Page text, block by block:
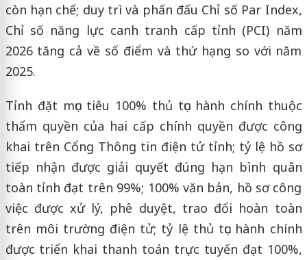
còn hạn chế; duy trì và phấn đấu Chỉ số Par Index,
Chỉ số năng lực canh tranh cấp tỉnh (PCI) năm
2026 tăng cả về số điểm và thứ hạng so với năm
2025.
Tỉnh đặt mục tiêu 100% thủ tục hành chính thuộc
thẩm quyền của hai cấp chính quyền được công
khai trên Cổng Thông tin điện tử tỉnh; tỷ lệ hồ sơ
tiếp nhận được giải quyết đúng hạn bình quân
toàn tỉnh đạt trên 99%; 100% văn bản, hồ sơ công
việc được xử lý, phê duyệt, trao đổi hoàn toàn
trên môi trường điện tử; tỷ lệ thủ tục hành chính
được triển khai thanh toán trực tuyến đạt 100%,